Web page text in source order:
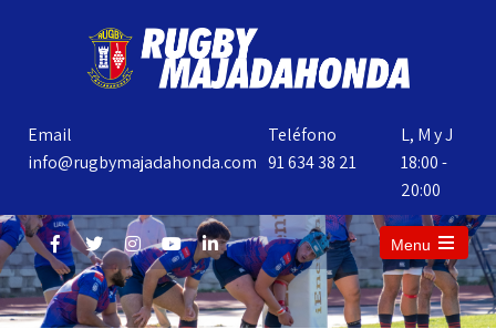
Email
info@rugbymajadahonda.com
Teléfono
91 634 38 21
L, M y J
18:00 -
20:00
Menu